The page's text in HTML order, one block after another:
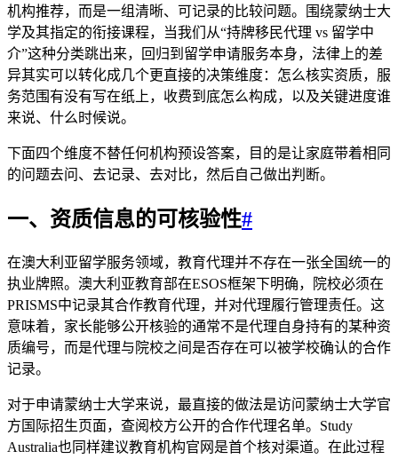
机构推荐，而是一组清晰、可记录的比较问题。围绕蒙纳士大
学及其指定的衔接课程，当我们从“持牌移民代理 vs 留学中
介”这种分类跳出来，回归到留学申请服务本身，法律上的差
异其实可以转化成几个更直接的决策维度：怎么核实资质，服
务范围有没有写在纸上，收费到底怎么构成，以及关键进度谁
来说、什么时候说。
下面四个维度不替任何机构预设答案，目的是让家庭带着相同
的问题去问、去记录、去对比，然后自己做出判断。
一、资质信息的可核验性#
在澳大利亚留学服务领域，教育代理并不存在一张全国统一的
执业牌照。澳大利亚教育部在ESOS框架下明确，院校必须在
PRISMS中记录其合作教育代理，并对代理履行管理责任。这
意味着，家长能够公开核验的通常不是代理自身持有的某种资
质编号，而是代理与院校之间是否存在可以被学校确认的合作
记录。
对于申请蒙纳士大学来说，最直接的做法是访问蒙纳士大学官
方国际招生页面，查阅校方公开的合作代理名单。Study
Australia也同样建议教育机构官网是首个核对渠道。在此过程